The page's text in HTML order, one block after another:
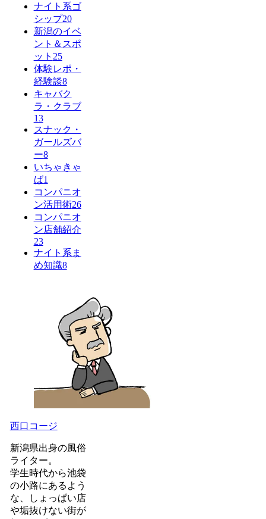
ナイト系ゴ
シップ20
新潟のイベ
ント＆スポ
ット 25
体験レポ・
経験談8
キャバク
ラ・クラブ
13
スナック・
ガールズバ
ー8
いちゃきゃ
ば1
コンパニオ
ン活用術26
コンパニオ
ン店舗紹介
23
ナイト系ま
め知識8
西口コージ
新潟県出身の風俗
ライター。
学生時代から池袋
の小路にあるよう
な、しょっぱい店
や垢抜けない街が